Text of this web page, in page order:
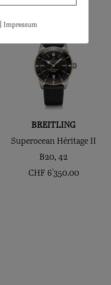
BREITLING
Superocean Héritage II
B20, 42
CHF 6'350.00
Impressum